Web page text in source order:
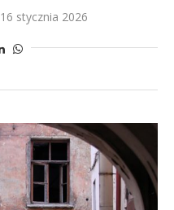
16 stycznia 2026